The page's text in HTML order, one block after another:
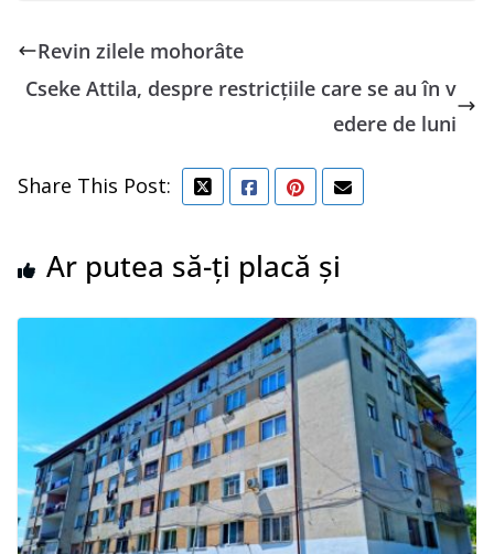
Revin zilele mohorâte
Cseke Attila, despre restricţiile care se au în v
edere de luni
Share This Post:
Ar putea să-ți placă și